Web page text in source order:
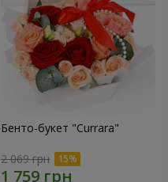
Бенто-букет "Currara"
2 069 грн